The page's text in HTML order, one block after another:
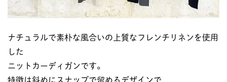
ナチュラルで素朴な風合いの上質なフレンチリネンを使用
した
ニットカーディガンです。
特徴は斜めにスナップで留めるデザインで